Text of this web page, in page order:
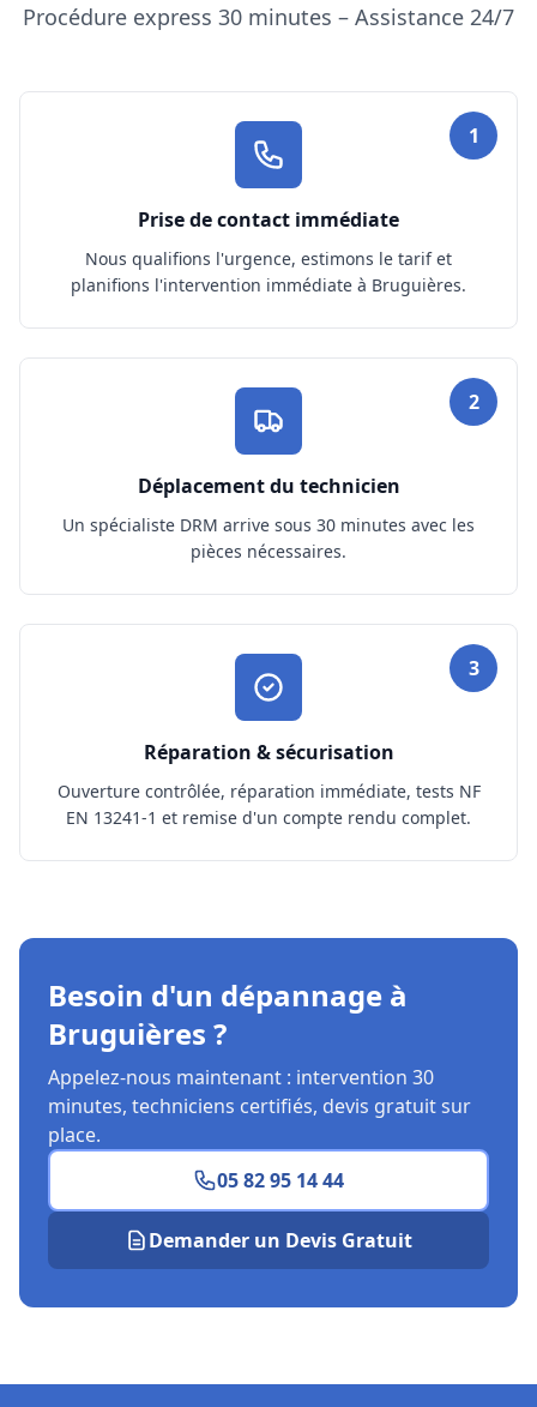
Procédure express 30 minutes – Assistance 24/7
1
Prise de contact immédiate
Nous qualifions l'urgence, estimons le tarif et
planifions l'intervention immédiate à Bruguières.
2
Déplacement du technicien
Un spécialiste DRM arrive sous 30 minutes avec les
pièces nécessaires.
3
Réparation & sécurisation
Ouverture contrôlée, réparation immédiate, tests NF
EN 13241-1 et remise d'un compte rendu complet.
Besoin d'un dépannage à
Bruguières ?
Appelez-nous maintenant : intervention 30
minutes, techniciens certifiés, devis gratuit sur
place.
05 82 95 14 44
Demander un Devis Gratuit